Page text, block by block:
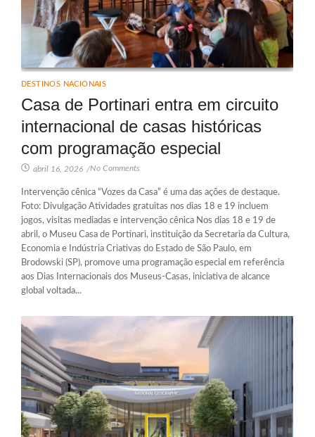
DESTINOS NACIONAIS
Casa de Portinari entra em circuito
internacional de casas históricas
com programação especial
abril 16, 2026 /No Comments
Intervenção cênica “Vozes da Casa” é uma das ações de destaque.
Foto: Divulgação Atividades gratuitas nos dias 18 e 19 incluem
jogos, visitas mediadas e intervenção cênica Nos dias 18 e 19 de
abril, o Museu Casa de Portinari, instituição da Secretaria da Cultura,
Economia e Indústria Criativas do Estado de São Paulo, em
Brodowski (SP), promove uma programação especial em referência
aos Dias Internacionais dos Museus-Casas, iniciativa de alcance
global voltada...